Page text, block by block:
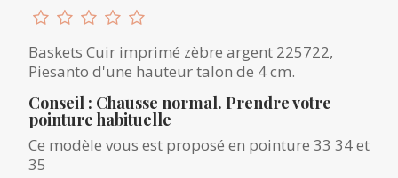
Baskets Cuir imprimé zèbre argent 225722,
Piesanto d'une hauteur talon de 4 cm.
Conseil : Chausse normal. Prendre votre
pointure habituelle
Ce modèle vous est proposé en pointure 33 34 et
35